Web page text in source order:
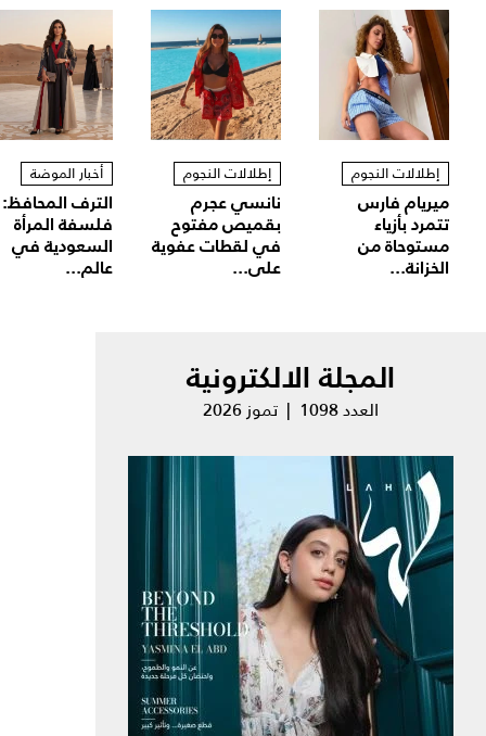
إطلالات النجوم
ميريام فارس
تتمرد بأزياء
مستوحاة من
الخزانة...
إطلالات النجوم
نانسي عجرم
بقميص مفتوح
في لقطات عفوية
على...
أخبار الموضة
الترف المحافظ:
فلسفة المرأة
السعودية في
عالم...
المجلة الالكترونية
العدد 1098 | تموز 2026